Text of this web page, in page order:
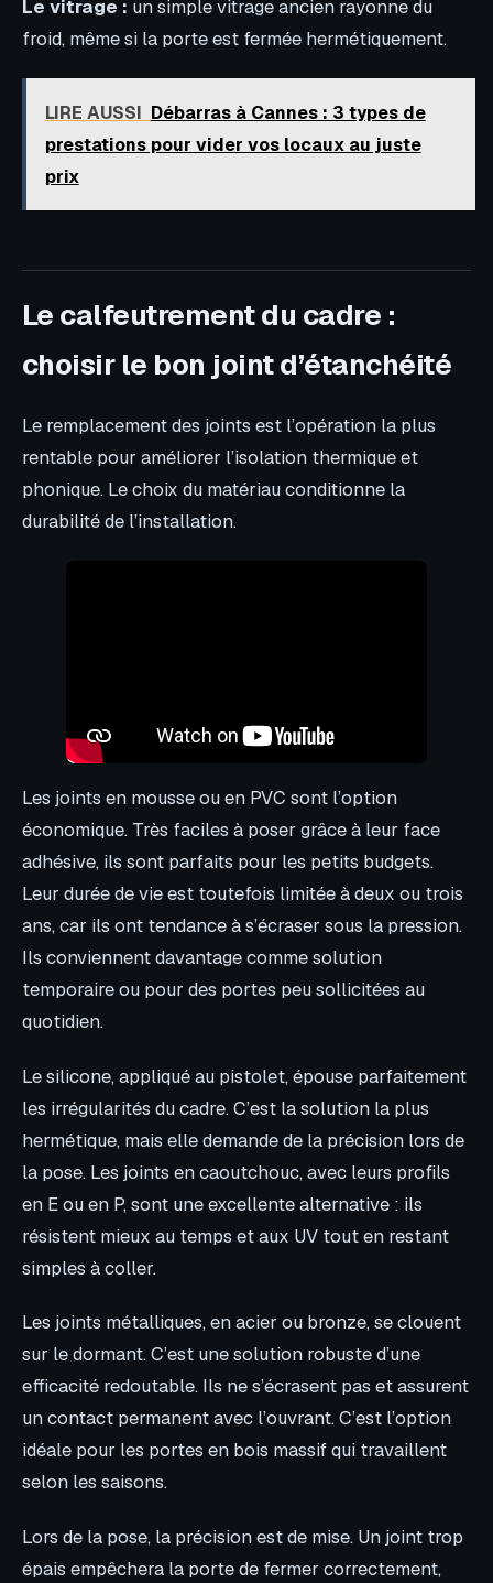
Le vitrage : un simple vitrage ancien rayonne du
froid, même si la porte est fermée hermétiquement.
LIRE AUSSI Débarras à Cannes : 3 types de
prestations pour vider vos locaux au juste
prix
Le calfeutrement du cadre :
choisir le bon joint d’étanchéité
Le remplacement des joints est l’opération la plus
rentable pour améliorer l’isolation thermique et
phonique. Le choix du matériau conditionne la
durabilité de l’installation.
Les joints en mousse ou en PVC sont l’option
économique. Très faciles à poser grâce à leur face
adhésive, ils sont parfaits pour les petits budgets.
Leur durée de vie est toutefois limitée à deux ou trois
ans, car ils ont tendance à s’écraser sous la pression.
Ils conviennent davantage comme solution
temporaire ou pour des portes peu sollicitées au
quotidien.
Le silicone, appliqué au pistolet, épouse parfaitement
les irrégularités du cadre. C’est la solution la plus
hermétique, mais elle demande de la précision lors de
la pose. Les joints en caoutchouc, avec leurs profils
en E ou en P, sont une excellente alternative : ils
résistent mieux au temps et aux UV tout en restant
simples à coller.
Les joints métalliques, en acier ou bronze, se clouent
sur le dormant. C’est une solution robuste d’une
efficacité redoutable. Ils ne s’écrasent pas et assurent
un contact permanent avec l’ouvrant. C’est l’option
idéale pour les portes en bois massif qui travaillent
selon les saisons.
Lors de la pose, la précision est de mise. Un joint trop
épais empêchera la porte de fermer correctement,